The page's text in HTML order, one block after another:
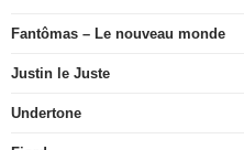
Fantômas – Le nouveau monde
Justin le Juste
Undertone